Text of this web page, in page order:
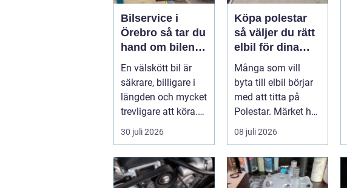
Bilservice i
Örebro så tar du
hand om bilen
på ett smart sätt
En välskött bil är
säkrare, billigare i
längden och mycket
trevligare att köra.
Trots det väntar
mån...
30 juli 2026
Köpa polestar
så väljer du rätt
elbil för dina
behov
Många som vill
byta till elbil börjar
med att titta på
Polestar. Märket har
blivit en symbol för
mod...
08 juli 2026